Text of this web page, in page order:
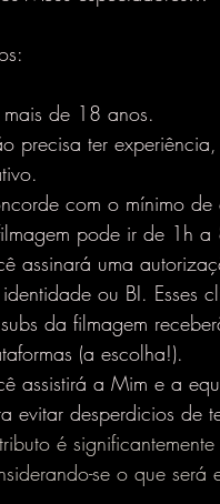
mais de 18 anos.
precisa ter
com o mínimo de
pode ir de 1h a
assinará uma
ou BI. Esses
da filmagem
(a escolha!).
assistirá a Mim e a
evitar desperdicios de
é
se o que